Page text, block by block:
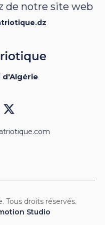
de notre site web
d'Algérie
Tous droits réservés.
Studio